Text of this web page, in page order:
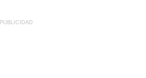
PUBLICIDAD